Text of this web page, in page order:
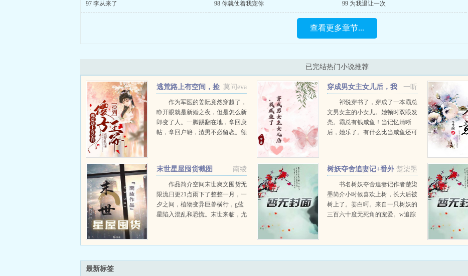
97 李从来了 98 你就仗着我宠你 99 为我退让一次
查看更多章节...
已完结热门小说推荐
莫问eva
逃荒路上有空间，捡
到傻子王爷
作为军医的姜阮竟然穿越了，
睁开眼就是新婚之夜，但是怎么新
郎变了人。一脚踢翻在地，拿回庚
帖，拿回户籍，渣男不必留恋。额
一听
穿成男女主女儿后，我
咸鱼了祁悦穿书了，穿成了一本霸总
文男女主的小女儿。她顿时双眼发
亮。霸总有钱咸鱼！当记忆清晰
后，她乐了。有什么比当咸鱼还可
世界首富她二姐是组...
南绫
末世星屋囤货截图
作品简介空间末世爽文囤货无
限流日更21点雨下了整整一月，一
夕之间，植物变异巨兽横行，g蓝
星陷入混乱和恐慌。末世来临，尤
楚柒墨
树妖夺舍追妻记+番外
书名树妖夺舍追妻记作者楚柒
墨简介小时候喜欢上树，长大后被
树上了。姜白呵。来自一只树妖的
三百六十度无死角的宠爱。w追踪
红心跳的帅气...
最新标签